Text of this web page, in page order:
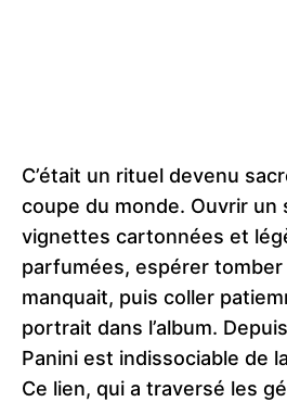
C’était un rituel devenu
coupe du monde. Ouvrir un
vignettes cartonnées et
parfumées, espérer tomber
manquait, puis coller
portrait dans l’album.
Panini est indissociable de
Ce lien, qui a traversé les